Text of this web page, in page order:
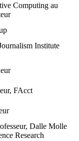
Computing au
Institute
FAcct
Dalle Molle
Research